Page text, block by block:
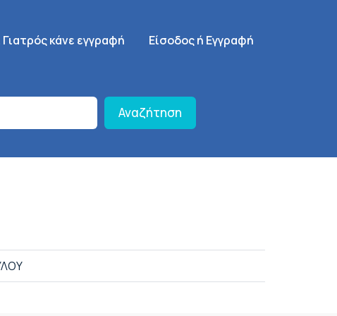
Γιατρός κάνε εγγραφή SignUp Menu
Είσοδος ή Εγγραφή
Αναζήτηση